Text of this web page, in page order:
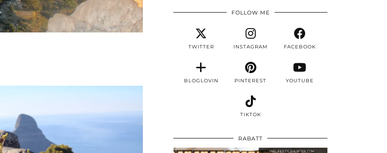
FOLLOW ME
TWITTER INSTAGRAM FACEBOOK
BLOGLOVIN PINTEREST YOUTUBE
TIKTOK
RABATT